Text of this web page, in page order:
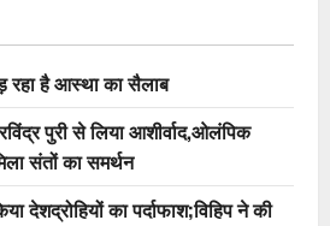
रहा है आस्था का सैलाब
पुरी से लिया आशीर्वाद,ओलंपिक
संतों का समर्थन
देशद्रोहियों का पर्दाफाश;विहिप ने की